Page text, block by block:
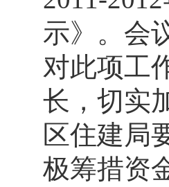
示》。会
对此项工
长，切实
区住建局
极筹措资